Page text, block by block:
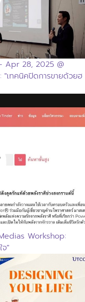
Apr 28, 2025 @
เทคนิคปิดการขายด้วยฮ
Workshop:
"